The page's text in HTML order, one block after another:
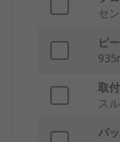
セ
ピ
取
ス
パ